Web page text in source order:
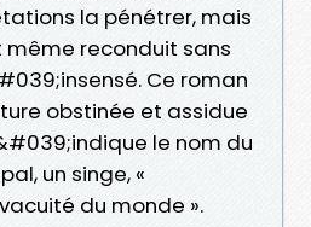
la pénétrer, mais
reconduit sans
Ce roman
obstinée et assidue
le nom du
un singe, «
du monde ».